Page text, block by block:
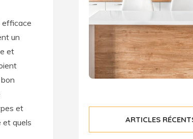
efficace
un
et
et
et quels
ARTICLES